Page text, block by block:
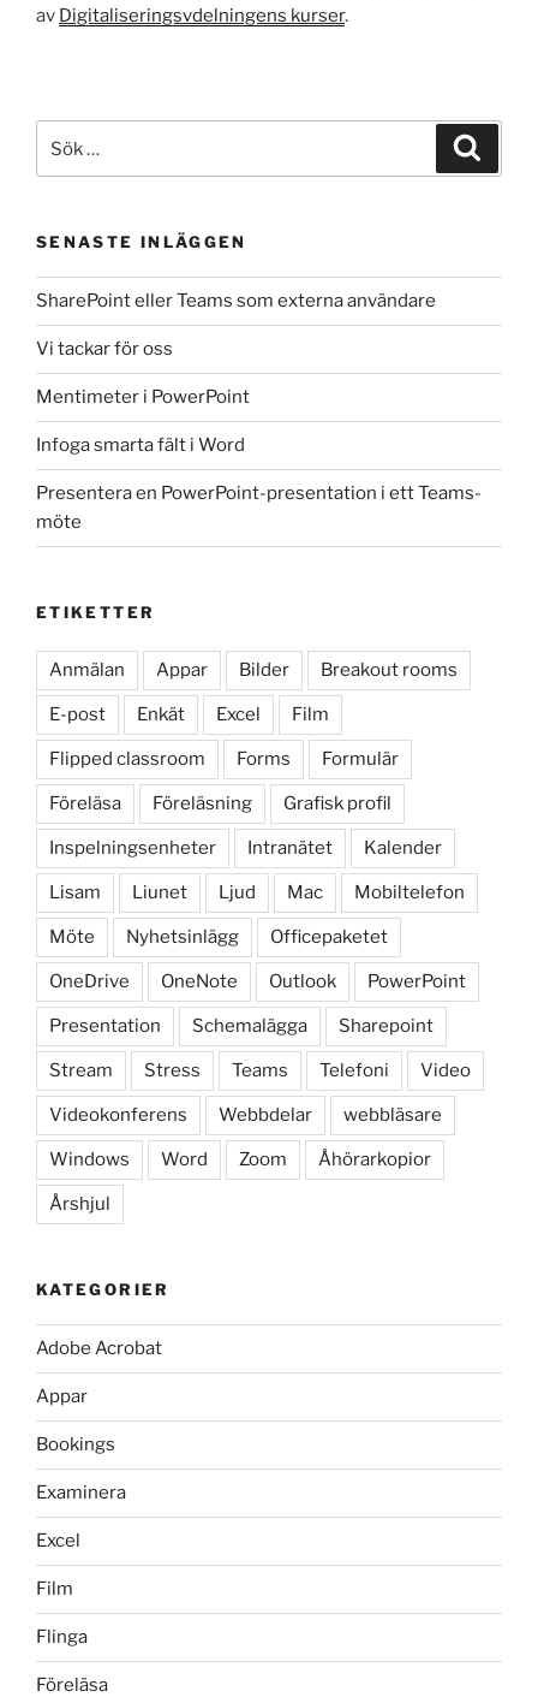
av Digitaliseringsvdelningens kurser.
efter:
SENASTE INLÄGGEN
SharePoint eller Teams som externa användare
Vi tackar för oss
Mentimeter i PowerPoint
Infoga smarta fält i Word
Presentera en PowerPoint-presentation i ett Teams-
möte
ETIKETTER
Anmälan Appar Bilder Breakout rooms
E-post Enkät Excel Film
Flipped classroom Forms Formulär
Föreläsa Föreläsning Grafisk profil
Inspelningsenheter Intranätet Kalender
Lisam Liunet Ljud Mac Mobiltelefon
Möte Nyhetsinlägg Officepaketet
OneDrive OneNote Outlook PowerPoint
Presentation Schemalägga Sharepoint
Stream Stress Teams Telefoni Video
Videokonferens Webbdelar webbläsare
Windows Word Zoom Åhörarkopior
Årshjul
KATEGORIER
Adobe Acrobat
Appar
Bookings
Examinera
Excel
Film
Flinga
Föreläsa